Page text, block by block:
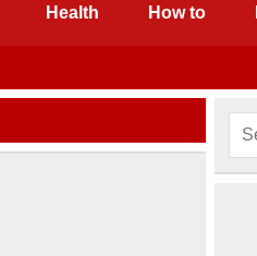
Health How to